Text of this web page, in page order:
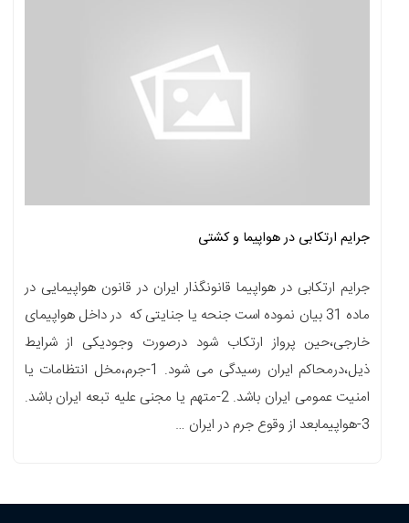
جرایم ارتکابی در هواپیما و کشتی
جرایم ارتکابی در هواپیما قانونگذار ایران در قانون هواپیمایی در
ماده 31 بیان نموده است جنحه یا جنایتی که در داخل هواپیمای
خارجی،حین پرواز ارتکاب شود درصورت وجودیکی از شرایط
ذیل،درمحاکم ایران رسیدگی می شود. 1-جرم،مخل انتظامات یا
امنیت عمومی ایران باشد. 2-متهم یا مجنی علیه تبعه ایران باشد.
3-هواپیمابعد از وقوع جرم در ایران …